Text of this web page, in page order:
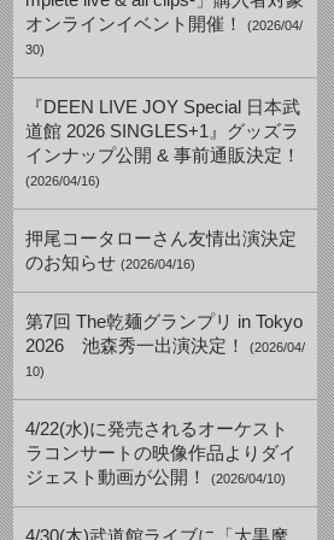
オンラインイベント開催！
(2026/04/
30)
『DEEN LIVE JOY Special 日本武
道館 2026 SINGLES+1』グッズラ
インナップ公開 & 事前通販決定！
(2026/04/16)
押尾コータローさん友情出演決定
のお知らせ (2026/04/16)
第7回 The乾麺グランプリ in Tokyo
2026 池森秀一出演決定！
(2026/04/
10)
4/22(水)に発売されるオーケスト
ラコンサートの映像作品よりダイ
ジェスト動画が公開！
(2026/04/10)